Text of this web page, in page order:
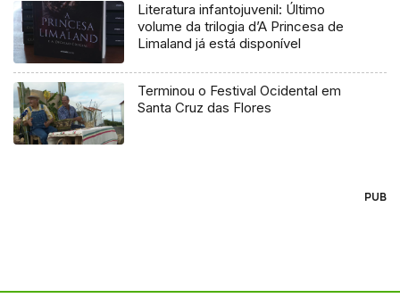
Literatura infantojuvenil: Último
volume da trilogia d’A Princesa de
Limaland já está disponível
Terminou o Festival Ocidental em
Santa Cruz das Flores
PUB